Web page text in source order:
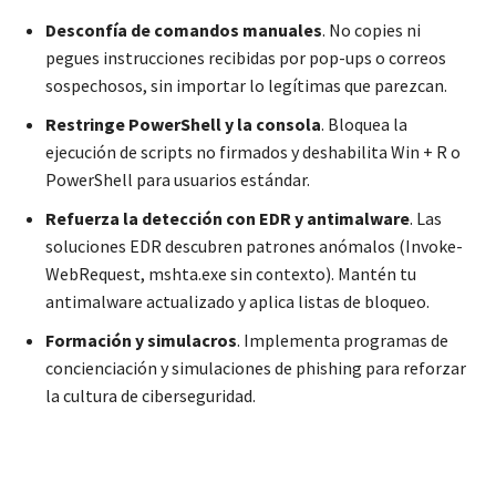
Desconfía de comandos manuales. No copies ni
pegues instrucciones recibidas por pop-ups o correos
sospechosos, sin importar lo legítimas que parezcan.
Restringe PowerShell y la consola. Bloquea la
ejecución de scripts no firmados y deshabilita Win + R o
PowerShell para usuarios estándar.
Refuerza la detección con EDR y antimalware. Las
soluciones EDR descubren patrones anómalos (Invoke-
WebRequest, mshta.exe sin contexto). Mantén tu
antimalware actualizado y aplica listas de bloqueo.
Formación y simulacros. Implementa programas de
concienciación y simulaciones de phishing para reforzar
la cultura de ciberseguridad.